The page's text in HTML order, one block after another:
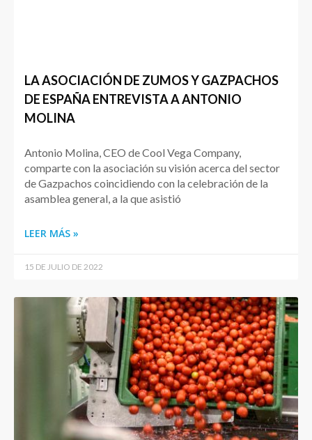
LA ASOCIACIÓN DE ZUMOS Y GAZPACHOS
DE ESPAÑA ENTREVISTA A ANTONIO
MOLINA
Antonio Molina, CEO de Cool Vega Company,
comparte con la asociación su visión acerca del sector
de Gazpachos coincidiendo con la celebración de la
asamblea general, a la que asistió
LEER MÁS »
15 DE JULIO DE 2022